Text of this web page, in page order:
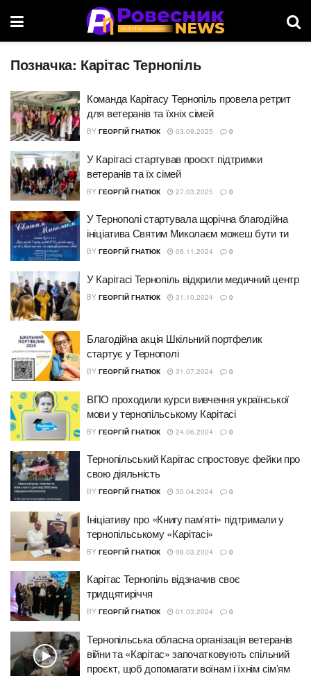
Позначка: Карітас Тернопіль
Команда Карітасу Тернопіль провела ретрит
для ветеранів та їхніх сімей
BY ГЕОРГІЙ ГНАТЮК 03.09.2025 0
У Карітасі стартував проєкт підтримки
ветеранів та їх сімей
BY ГЕОРГІЙ ГНАТЮК 27.03.2025 0
У Тернополі стартувала щорічна благодійна
ініціатива Святим Миколаєм можеш бути ти
BY ГЕОРГІЙ ГНАТЮК 06.11.2024 0
У Карітасі Тернопіль відкрили медичний центр
BY ГЕОРГІЙ ГНАТЮК 31.10.2024 0
Благодійна акція Шкільний портфелик
стартує у Тернополі
BY ГЕОРГІЙ ГНАТЮК 31.07.2024 0
ВПО проходили курси вивчення української
мови у тернопільському Карітасі
BY ГЕОРГІЙ ГНАТЮК 24.06.2024 0
Тернопільський Карітас спростовує фейки про
свою діяльність
BY ГЕОРГІЙ ГНАТЮК 30.04.2024 0
Ініціативу про «Книгу пам’яті» підтримали у
тернопільському «Карітасі»
BY ГЕОРГІЙ ГНАТЮК 08.03.2024 0
Карітас Тернопіль відзначив своє
тридцятиріччя
BY ГЕОРГІЙ ГНАТЮК 01.03.2024 0
Тернопільська обласна організація ветеранів
війни та «Карітас» започатковують спільний
проєкт, щоб допомагати воїнам і їхнім сім’ям